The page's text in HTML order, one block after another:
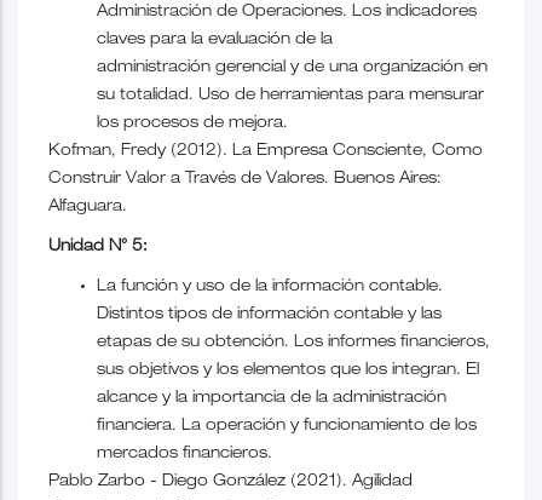
Administración de Operaciones. Los indicadores
claves para la evaluación de la
administración gerencial y de una organización en
su totalidad. Uso de herramientas para mensurar
los procesos de mejora.
Kofman, Fredy (2012). La Empresa Consciente, Como
Construir Valor a Través de Valores. Buenos Aires:
Alfaguara.
Unidad N° 5:
La función y uso de la información contable.
Distintos tipos de información contable y las
etapas de su obtención. Los informes financieros,
sus objetivos y los elementos que los integran. El
alcance y la importancia de la administración
financiera. La operación y funcionamiento de los
mercados financieros.
Pablo Zarbo - Diego González (2021). Agilidad